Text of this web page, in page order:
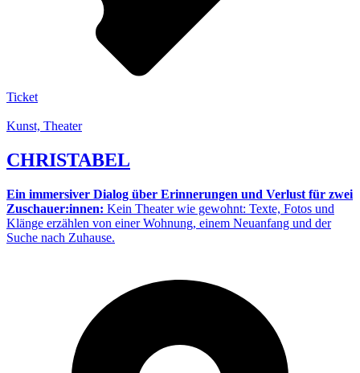
Ticket
Kunst, Theater
CHRISTABEL
Ein immersiver Dialog über Erinnerungen und Verlust für zwei
Zuschauer:innen: Kein Theater wie gewohnt: Texte, Fotos und
Klänge erzählen von einer Wohnung, einem Neuanfang und der
Suche nach Zuhause.